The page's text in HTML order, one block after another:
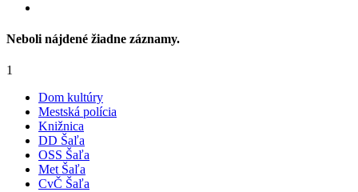
Neboli nájdené žiadne záznamy.
1
Dom kultúry
Mestská polícia
Knižnica
DD Šaľa
OSS Šaľa
Met Šaľa
CvČ Šaľa